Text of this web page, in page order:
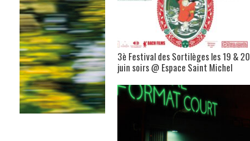
3è Festival des Sortilèges les 19 & 20
juin soirs @ Espace Saint Michel